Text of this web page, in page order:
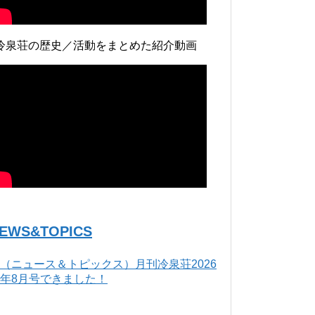
泉荘の歴史／活動をまとめた紹介動画
（ニュース＆トピックス）月刊冷泉荘2026
年8月号できました！